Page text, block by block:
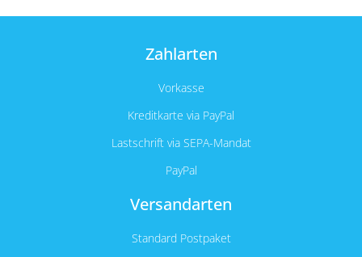
Zahlarten
Vorkasse
Kreditkarte via PayPal
Lastschrift via SEPA-Mandat
PayPal
Versandarten
Standard Postpaket